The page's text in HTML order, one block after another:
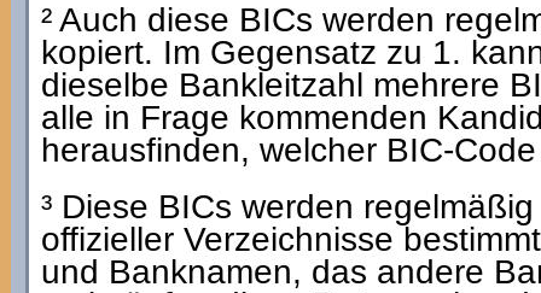
² Auch diese BICs werden
kopiert. Im Gegensatz zu 1.
dieselbe Bankleitzahl mehrere
alle in Frage kommenden
herausfinden, welcher BIC-
³ Diese BICs werden
offizieller Verzeichnisse
und Banknamen, das andere